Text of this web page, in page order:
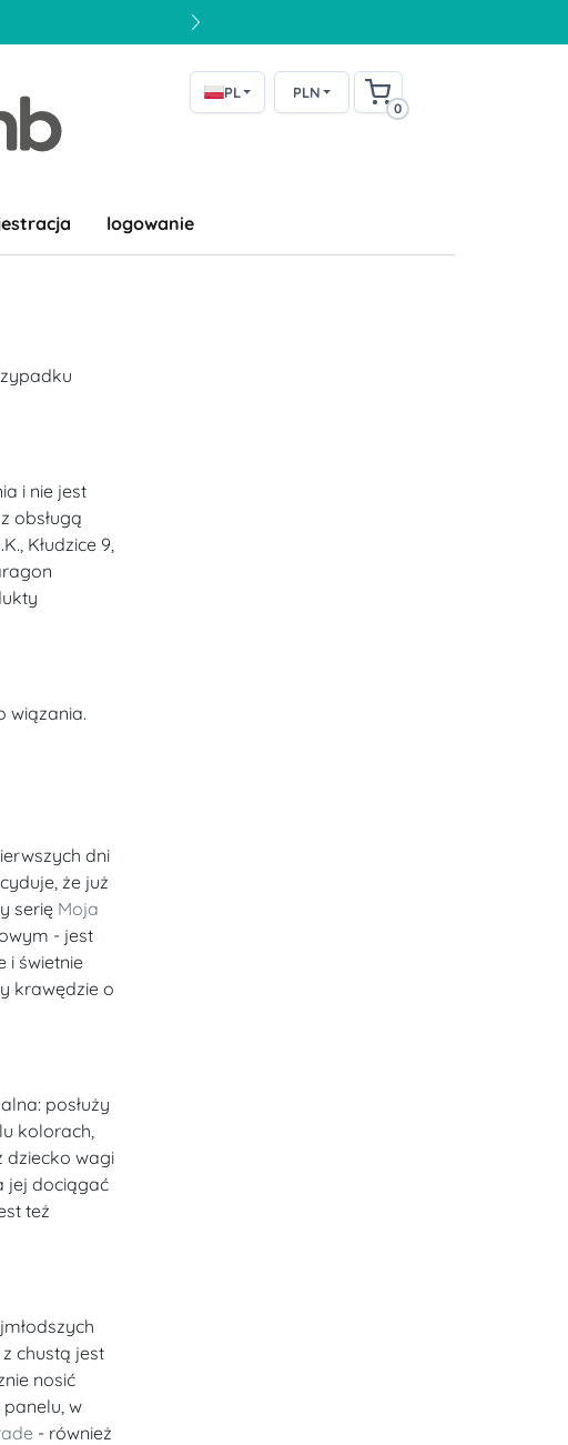
PL PLN
0
logowanie
i nie jest
obsługą
Kłudzice 9,
wiązania.
dni
że już
serię Moja
- jest
i świetnie
krawędzie o
posłuży
kolorach,
dziecko wagi
jej dociągać
też
chustą jest
nosić
w
- również